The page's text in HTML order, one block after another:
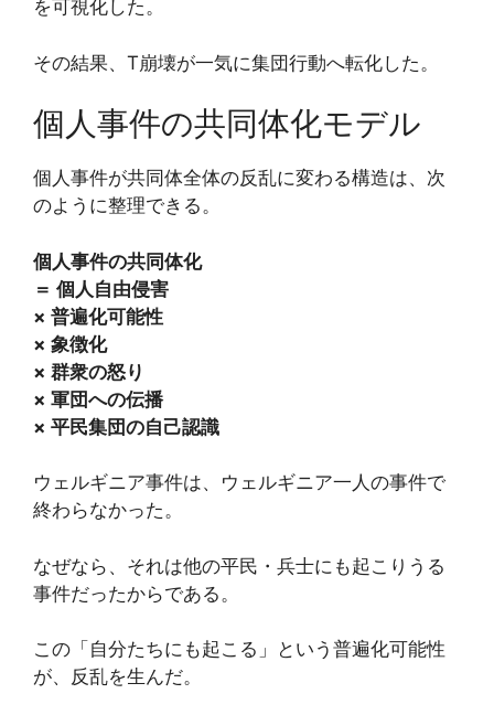
を可視化した。
その結果、T崩壊が一気に集団行動へ転化した。
個人事件の共同体化モデル
個人事件が共同体全体の反乱に変わる構造は、次
のように整理できる。
個人事件の共同体化
＝ 個人自由侵害
× 普遍化可能性
× 象徴化
× 群衆の怒り
× 軍団への伝播
× 平民集団の自己認識
ウェルギニア事件は、ウェルギニア一人の事件で
終わらなかった。
なぜなら、それは他の平民・兵士にも起こりうる
事件だったからである。
この「自分たちにも起こる」という普遍化可能性
が、反乱を生んだ。